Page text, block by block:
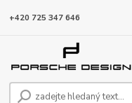
+420 725 347 646